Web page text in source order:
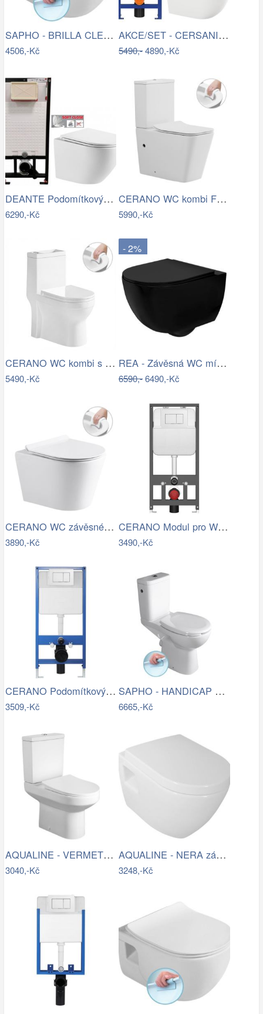
SAPHO - BRILLA CLEANWASH závěsná WC…
4506,-Kč
AKCE/SET - CERSANIT předstěnový…
5490,-4890,-Kč
DEANTE Podomítkový rám, pro závěsné WC…
6290,-Kč
CERANO WC kombi Forte, Rimless + Slim…
5990,-Kč
CERANO WC kombi s umývátkem Hygisink,…
5490,-Kč
- 2%
REA - Závěsná WC mísa včetně sedátka…
6590,-6490,-Kč
CERANO WC závěsné Carlito, Rimless +…
3890,-Kč
CERANO Modul pro WC závěsné Prime -…
3490,-Kč
CERANO Podomítkový WC set, modul, WC…
3509,-Kč
SAPHO - HANDICAP WC kombi zvýšený sedák…
6665,-Kč
AQUALINE - VERMET WC kombi, spodní…
3040,-Kč
AQUALINE - NERA závěsná WC mísa, 35…
3248,-Kč